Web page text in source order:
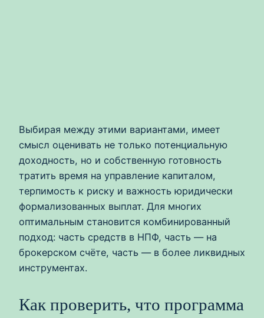
Выбирая между этими вариантами, имеет
смысл оценивать не только потенциальную
доходность, но и собственную готовность
тратить время на управление капиталом,
терпимость к риску и важность юридически
формализованных выплат. Для многих
оптимальным становится комбинированный
подход: часть средств в НПФ, часть — на
брокерском счёте, часть — в более ликвидных
инструментах.
Как проверить, что программа